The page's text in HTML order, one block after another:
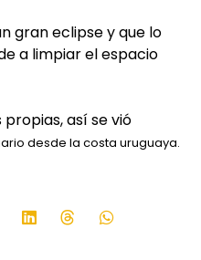
gran eclipse y que lo
a limpiar el espacio
así se vió
desde la costa uruguaya.